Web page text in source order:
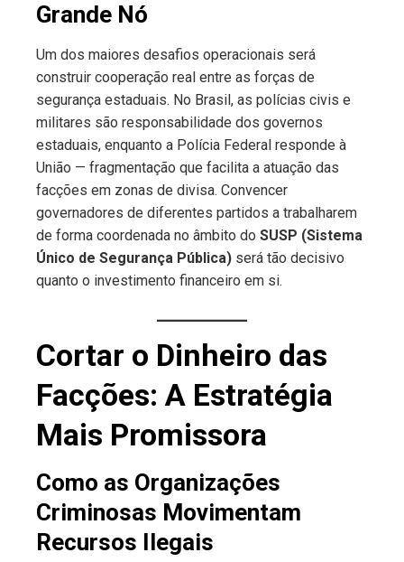
Grande Nó
Um dos maiores desafios operacionais será
construir cooperação real entre as forças de
segurança estaduais. No Brasil, as polícias civis e
militares são responsabilidade dos governos
estaduais, enquanto a Polícia Federal responde à
União — fragmentação que facilita a atuação das
facções em zonas de divisa. Convencer
governadores de diferentes partidos a trabalharem
de forma coordenada no âmbito do SUSP (Sistema
Único de Segurança Pública) será tão decisivo
quanto o investimento financeiro em si.
Cortar o Dinheiro das
Facções: A Estratégia
Mais Promissora
Como as Organizações
Criminosas Movimentam
Recursos Ilegais